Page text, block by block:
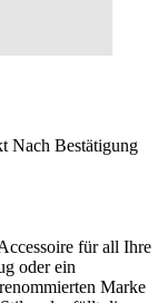
Nach Bestätigung
für all Ihre
oder ein
Marke